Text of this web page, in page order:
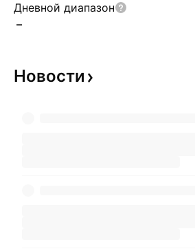
Дневной диапазон
–
Новости